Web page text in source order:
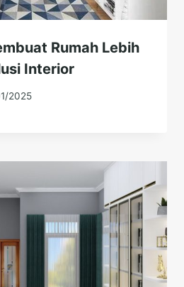
Rumah Lebih
Interior
2025